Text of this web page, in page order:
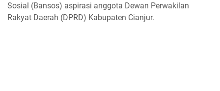
Sosial (Bansos) aspirasi anggota Dewan Perwakilan
Rakyat Daerah (DPRD) Kabupaten Cianjur.